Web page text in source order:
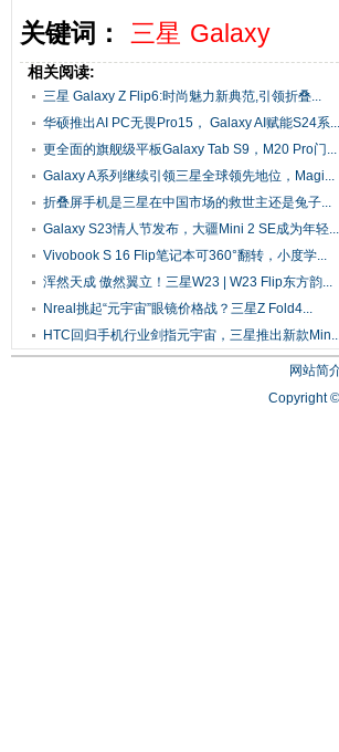
关键词：
三星 Galaxy
相关阅读:
三星 Galaxy Z Flip6:时尚魅力新典范,引领折叠...
华硕推出AI PC无畏Pro15， Galaxy AI赋能S24系...
更全面的旗舰级平板Galaxy Tab S9，M20 Pro门...
Galaxy A系列继续引领三星全球领先地位，Magi...
折叠屏手机是三星在中国市场的救世主还是兔子...
Galaxy S23情人节发布，大疆Mini 2 SE成为年轻...
Vivobook S 16 Flip笔记本可360°翻转，小度学...
浑然天成 傲然翼立！三星W23 | W23 Flip东方韵...
Nreal挑起“元宇宙”眼镜价格战？三星Z Fold4...
HTC回归手机行业剑指元宇宙，三星推出新款
网站简
Copyright